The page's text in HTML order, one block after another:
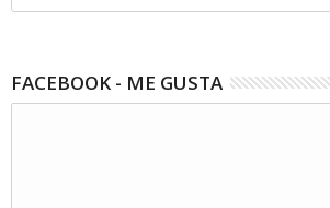
FACEBOOK - ME GUSTA